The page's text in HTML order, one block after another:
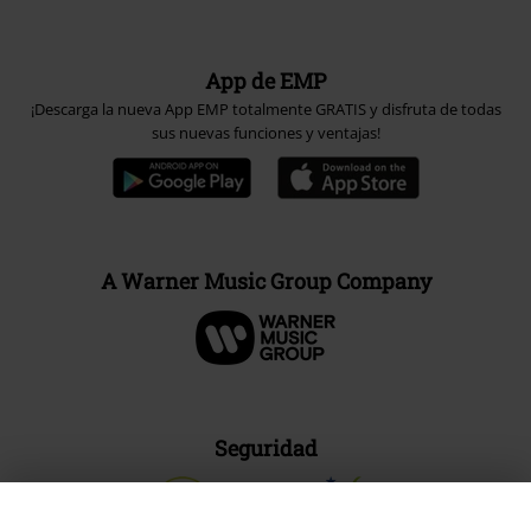
App de EMP
¡Descarga la nueva App EMP totalmente GRATIS y disfruta de todas
sus nuevas funciones y ventajas!
A Warner Music Group Company
Seguridad